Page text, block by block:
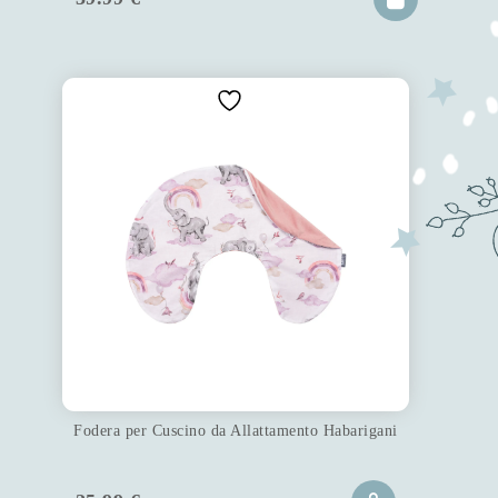
Fodera per Cuscino da Allattamento Habarigani